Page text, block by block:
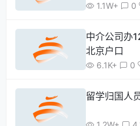
1.1W+ 0
中介公司办
北京户口
6.1K+ 0
留学归国人